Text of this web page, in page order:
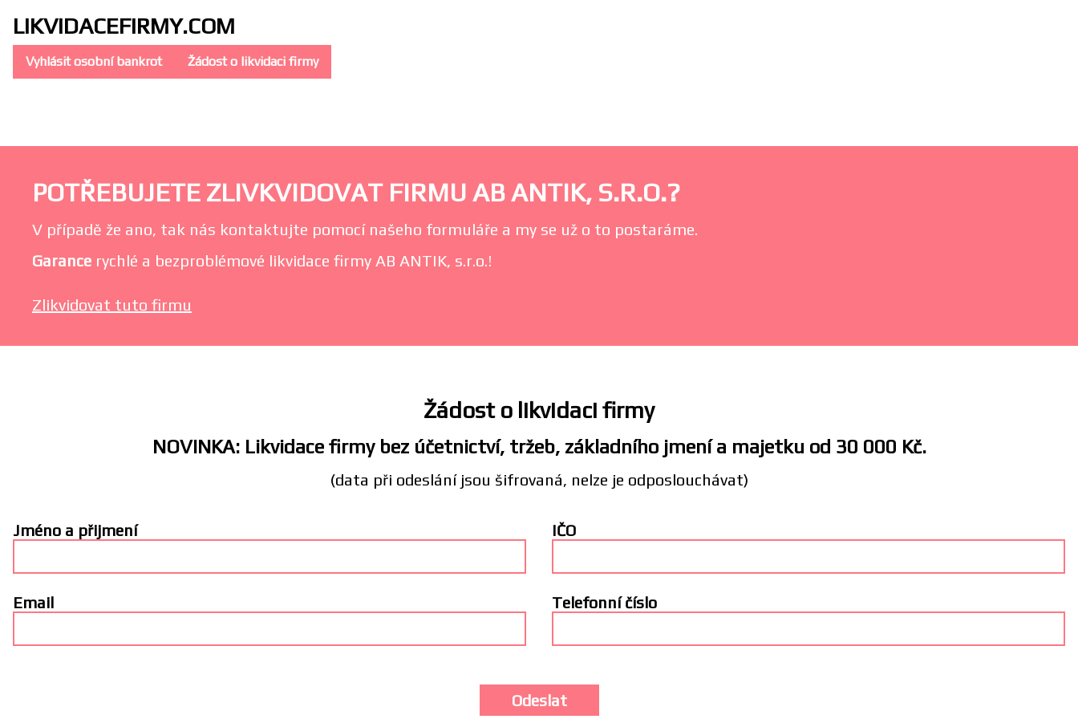
LIKVIDACEFIRMY.COM
Vyhlásit osobní bankrot Žádost o likvidaci firmy
POTŘEBUJETE ZLIVKVIDOVAT FIRMU AB ANTIK, S.R.O.?
V případě že ano, tak nás kontaktujte pomocí našeho formuláře a my se už o to postaráme.
Garance rychlé a bezproblémové likvidace firmy AB ANTIK, s.r.o.!
Zlikvidovat tuto firmu
Žádost o likvidaci firmy
NOVINKA: Likvidace firmy bez účetnictví, tržeb, základního jmení a majetku od 30 000 Kč.
(data při odeslání jsou šifrovaná, nelze je odposlouchávat)
Jméno a přijmení IČO
Email Telefonní číslo
Odeslat